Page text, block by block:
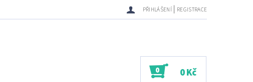
PŘIHLÁŠENÍ | REGISTRACE
0 0 Kč